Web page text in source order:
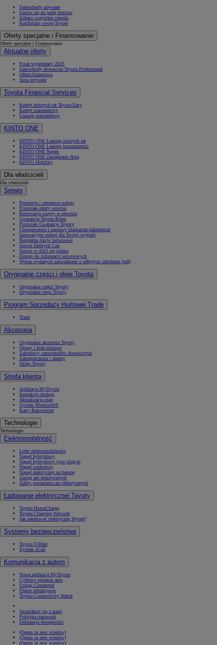
Samochody używane
Umów się na jazdę testową
Zobacz wszystkie cenniki
Konfiguruj swoją Toyotę
Oferty specjalne i Finansowanie
Oferty specjalne i Finansowanie
Aktualne oferty
Finał wyprzedaży 2025
Samochody dostawcze Toyota Professional
Oferta biznesowa
Auta używane
Toyota Financial Services
Kredyt niższych rat Toyota Easy
Kredyt standardowy
Leasing standardowy
KINTO ONE
KINTO ONE Leasing niższych rat
KINTO ONE Leasing konsumencki
KINTO ONE Najem
KINTO ONE Zarządzanie flotą
KINTO Mobility
Dla właścicieli
Dla właścicieli
Serwis
Promocje i sezonowe usługi
Pozostałe oferty serwisu
Rezerwacja wizyty w serwisie
Gwarancja Toyota Relax
Pozostałe Gwarancje Toyoty
Ubezpieczenia i naprawy blacharsko-lakiernicze
Innowacyjne usługi dla Twojej wygody
Bezpłatne Akcje Serwisowe
Serwis Dobrych Cen
Serwis w ASO się opłaca
Dostęp do informacji serwisowych
Wykaz wydanych zaświadczeń o odbytym szkoleniu (pdf)
Oryginalne części i oleje Toyota
Oryginalne części Toyoty
Oryginalne oleje Toyoty
Program Sprzedaży Hurtowej Trade
Trade
Akcesoria
Oryginalne akcesoria Toyoty
Opony i koła zimowe
Zabudowy samochodów dostawczych
Zabezpieczenia i alarmy
Sklep Toyoty
Strefa klienta
Aplikacja MyToyota
Instrukcje obsługi
Aktualizacja map
System Bluetooth®
Karty Ratownicze
Technologie
Technologie
Elektromobilność
Lider elektromobilności
Napęd hybrydowy
Napęd hybrydowy typu plug-in
Napęd wodorowy
Napęd elektryczny na baterię
Zasięg aut elektrycznych
Zalety posiadania aut elektrycznych
Ładowanie elektrycznej Toyoty
Toyota HomeCharge
Toyota Charging Network
Jak naładować elektryczną Toyotę?
Systemy bezpieczeństwa
Toyota T-Mate
System eCall
Komunikacja z autem
Nowa aplikacja MyToyota
Cyfrowy opiekun auta
Usługi Connected
Płatne subskrypcje
Toyota Connectivity Match
Skontaktuj się z nami
Polityka ciasteczek
Deklaracja dostępności
(Opens in new window)
(Opens in new window)
(Opens in new window)